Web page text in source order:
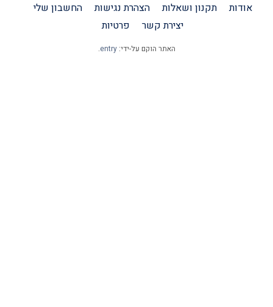
אודות
תקנון ושאלות הצהרת נגישות
החשבון שלי
יצירת קשר
פרטיות
האתר הוקם על-ידי:entry
.